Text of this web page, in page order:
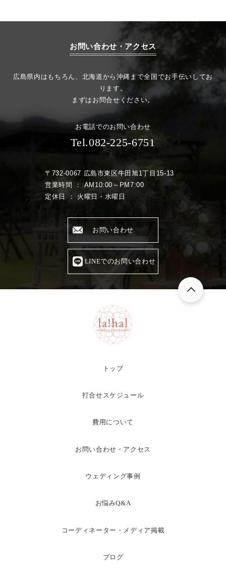
お問い合わせ・アクセス
広島県内はもちろん、北海道から沖縄まで全国でお手伝いしてお
ります。
まずはお問合せください。
お電話でのお問い合わせ
Tel.082-225-6751
〒732-0067 広島市東区牛田旭1丁目15-13
営業時間 ： AM10:00～PM7:00
定休日 ： 火曜日・水曜日
お問い合わせ
LINEでのお問い合わせ
トップ
打合せスケジュール
費用について
お問い合わせ・アクセス
ウェディング事例
お悩みQ&A
コーディネーター・メディア掲載
ブログ